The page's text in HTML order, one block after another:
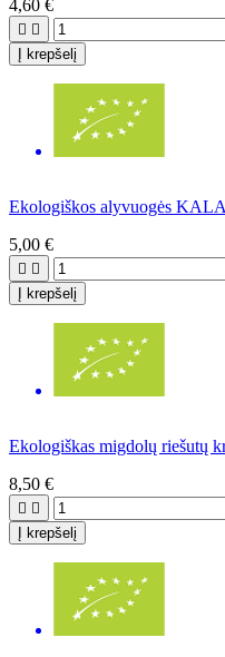
4,60 €
 
Į krepšelį
Ekologiškos alyvuogės
5,00 €
 
Į krepšelį
Ekologiškas migdolų riešutų
8,50 €
 
Į krepšelį